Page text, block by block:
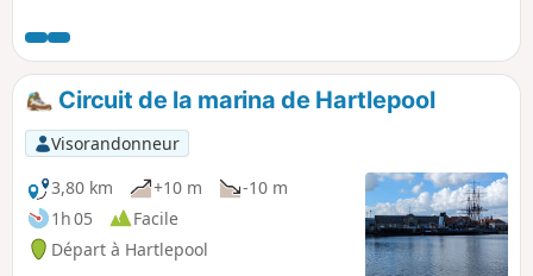
Heritage Coast, du cap de Hartlepool jusqu'à la périphérie
de la gare de Hart, offrant un aperçu de l'histoire et des
vues incroyables sur la mer du Nord.
Circuit de la marina de Hartlepool
Visorandonneur
3,80 km
+10 m
-10 m
1h 05
Facile
Départ à Hartlepool